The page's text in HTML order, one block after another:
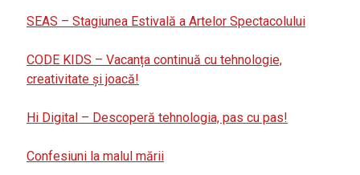
SEAS – Stagiunea Estivală a Artelor Spectacolului
CODE KIDS – Vacanța continuă cu tehnologie,
creativitate și joacă!
Hi Digital – Descoperă tehnologia, pas cu pas!
Confesiuni la malul mării